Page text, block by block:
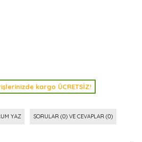
kargo ÜCRETSİZ!
YAZ SORULAR (0) VE CEVAPLAR (0)